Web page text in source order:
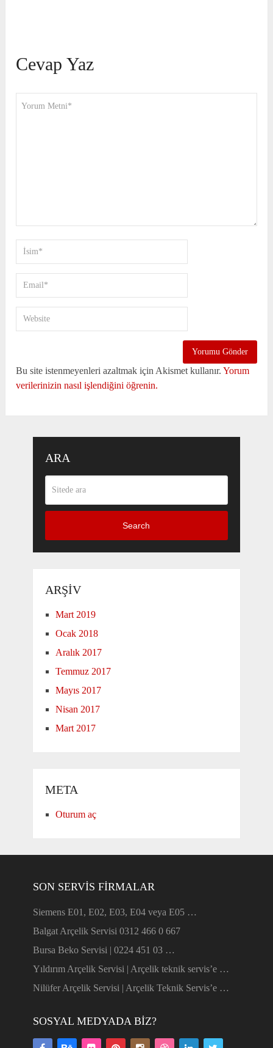
Cevap Yaz
Bu site istenmeyenleri azaltmak için Akismet kullanır.Yorum
verilerinizin nasıl işlendiğini öğrenin.
ARA
Search
ARŞIV
Mart 2019
Ocak 2018
Aralık 2017
Temmuz 2017
Mayıs 2017
Nisan 2017
Mart 2017
META
Oturum aç
SON SERVIS FIRMALAR
Siemens E01, E02, E03, E04 veya E05 …
Balgat Arçelik Servisi 0312 466 0 667
Bursa Beko Servisi | 0224 451 03 …
Yıldırım Arçelik Servisi | Arçelik teknik servis’e …
Nilüfer Arçelik Servisi | Arçelik Teknik Servis’e …
SOSYAL MEDYADA BIZ?